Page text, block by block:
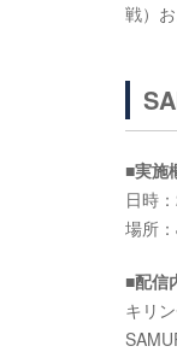
戦）
■実施
日時
場所
■配信
キリ